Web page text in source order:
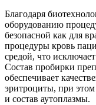
Благодаря
оборудованию
безопасной как для
процедуры кровь
средой, что
Состав пробирки
обеспечивает
эритроциты, при этом
и состав аутоплазмы.